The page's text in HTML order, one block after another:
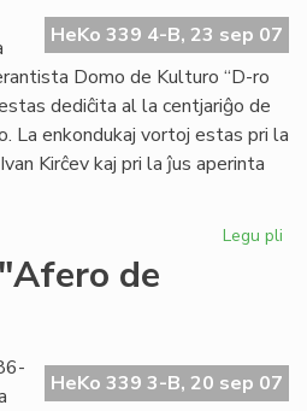
la
HeKo 339 4-B, 23 sep 07
Domo de Kulturo “D-ro
dediĉita al la centjariĝo de
La enkondukaj vortoj estas pri la
Kirĉev kaj pri la ĵus aperinta
Legu pli
ro
de
HeKo 339 3-B, 20 sep 07